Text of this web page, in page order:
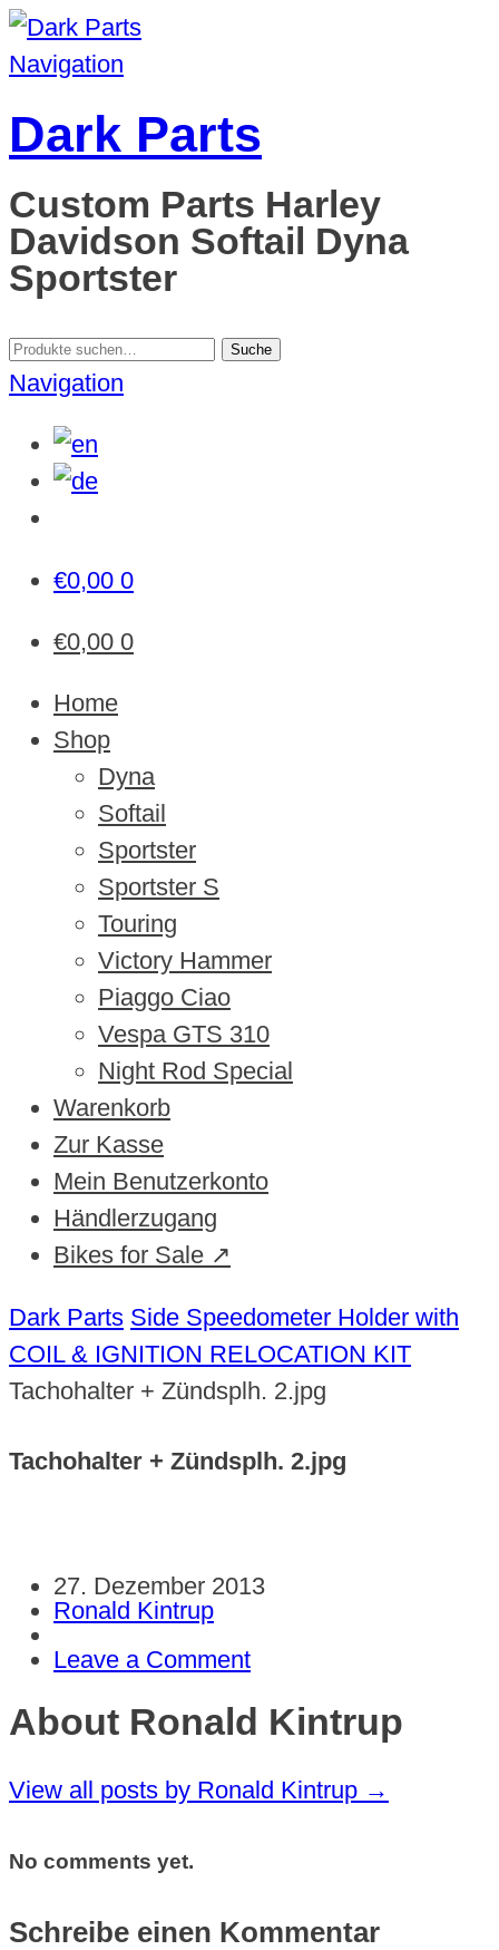
Navigation
Dark Parts
Custom Parts Harley
Davidson Softail Dyna
Sportster
Suche
nach:
Suche
Navigation
€0,00 0
€0,00 0
Home
Shop
Dyna
Softail
Sportster
Sportster S
Touring
Victory Hammer
Piaggo Ciao
Vespa GTS 310
Night Rod Special
Warenkorb
Zur Kasse
Mein Benutzerkonto
Händlerzugang
Bikes for Sale ↗
Dark Parts Side Speedometer Holder with
COIL & IGNITION RELOCATION KIT
Tachohalter + Zündsplh. 2.jpg
Tachohalter + Zündsplh. 2.jpg
27. Dezember 2013
Ronald Kintrup
Leave a Comment
About Ronald Kintrup
View all posts by Ronald Kintrup →
No comments yet.
Schreibe einen Kommentar